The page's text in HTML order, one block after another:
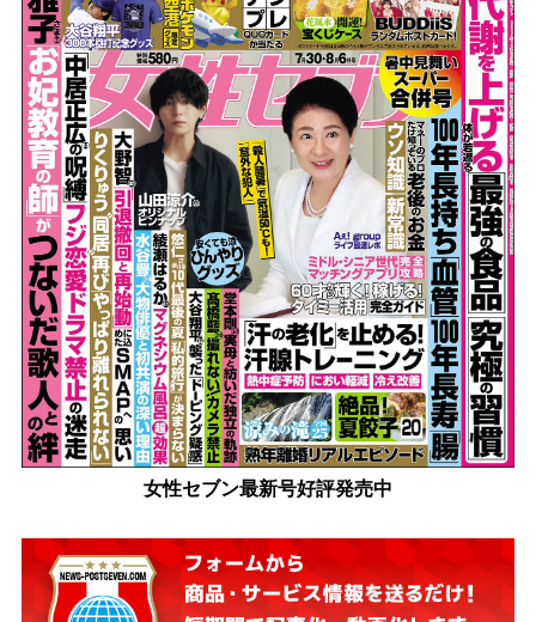
女性セブン最新号好評発売中